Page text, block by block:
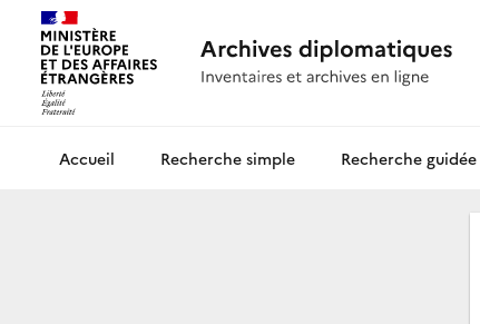
Archives diplomatiquesRecherche simple Recherche guidée